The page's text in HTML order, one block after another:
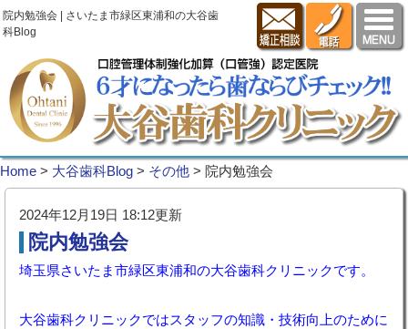
院内勉強会 | さいたま市緑区東浦和の大谷歯
科Blog
Home > 大谷歯科Blog > その他 > 院内勉強会
2024年12月19日 18:12更新
院内勉強会
埼玉県さいたま市緑区東浦和の大谷歯科クリニックです。
大谷歯科クリニックではスタッフの知識・技術向上のために